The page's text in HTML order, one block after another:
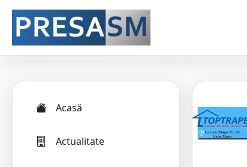
Acasă
Actualitate